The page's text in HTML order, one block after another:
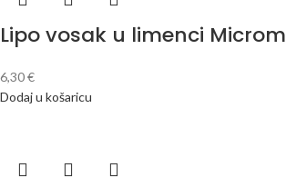
Lipo vosak u limenci
6,30€
Dodaj u košaricu